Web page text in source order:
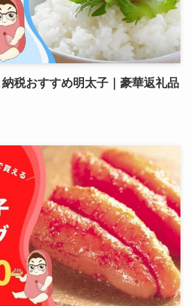
納税おすすめ明太子｜豪華返礼品